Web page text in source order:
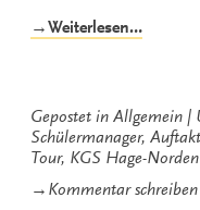
→Weiterlesen…
Norden“
Gepostet in Allgemein
Schülermanager,
Tour, KGS Hage-Norden
→ Kommentar schreiben